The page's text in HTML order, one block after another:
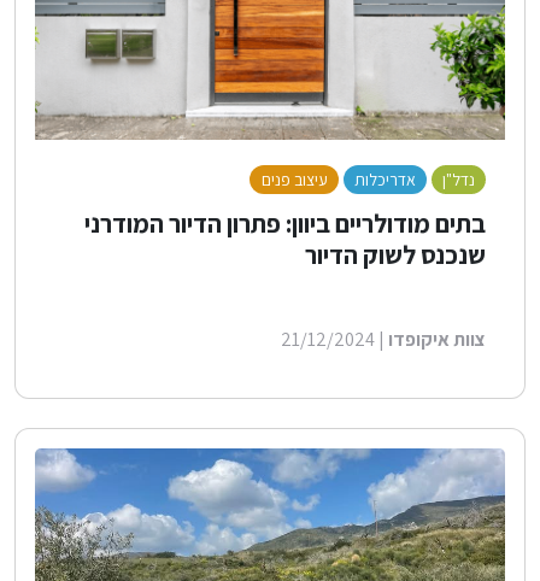
נדל"ן אדריכלות עיצוב פנים
בתים מודולריים ביוון: פתרון הדיור המודרני
שנכנס לשוק הדיור
צוות איקופדו | 21/12/2024